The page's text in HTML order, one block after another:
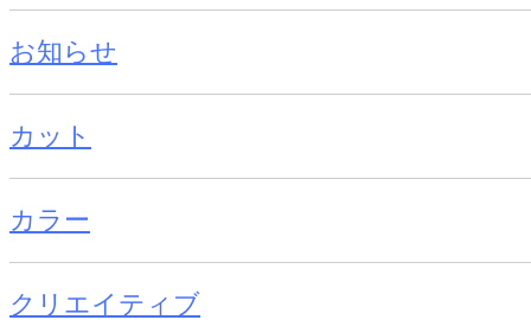
お知らせ
カット
カラー
クリエイティブ